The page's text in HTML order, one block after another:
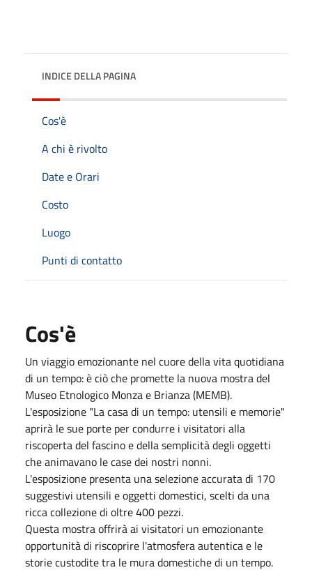
INDICE DELLA PAGINA
Cos'è
A chi è rivolto
Date e Orari
Costo
Luogo
Punti di contatto
Cos'è
Un viaggio emozionante nel cuore della vita quotidiana
di un tempo: è ciò che promette la nuova mostra del
Museo Etnologico Monza e Brianza (MEMB).
L'esposizione "La casa di un tempo: utensili e memorie"
aprirà le sue porte per condurre i visitatori alla
riscoperta del fascino e della semplicità degli oggetti
che animavano le case dei nostri nonni.
L'esposizione presenta una selezione accurata di 170
suggestivi utensili e oggetti domestici, scelti da una
ricca collezione di oltre 400 pezzi.
Questa mostra offrirà ai visitatori un emozionante
opportunità di riscoprire l'atmosfera autentica e le
storie custodite tra le mura domestiche di un tempo.